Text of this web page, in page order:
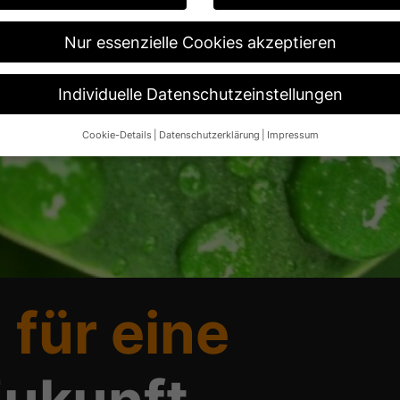
für eine
Nur essenzielle Cookies akzeptieren
Individuelle Datenschutzeinstellungen
Cookie-Details Datenschutzerklärung Impressum
Datenschutzeinstellungen
alt sind und Ihre Zustimmung zu freiwilligen Diensten geben
um Erlaubnis bitten.
und andere Technologien auf unserer Website. Einige von ihnen
Website und Ihre Erfahrung zu verbessern.
Personenbezogene
IP-Adressen), z. B. für personalisierte Anzeigen und Inhalte oder
Informationen über die Verwendung Ihrer Daten finden Sie in
über alle verwendeten Cookies. Sie können Ihre
Informationen anzeigen lassen und so nur bestimmte Cookies
Speichern Nur essenzielle Cookies akzeptieren